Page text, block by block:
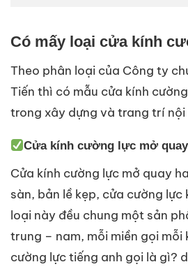
Có mấy loại cửa kính
Theo phân loại của Công ty
Tiến thì có mẫu cửa kính
trong xây dựng và trang trí
Cửa kính cường lực mở quay
Cửa kính cường lực mở quay
sàn, bản lề kẹp, cửa cường lực
loại này đều chung một sản
trung – nam, mỗi miền gọi mỗi
cường lực tiếng anh gọi là gì?